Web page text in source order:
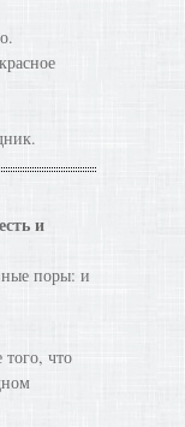
и
поры: и
что